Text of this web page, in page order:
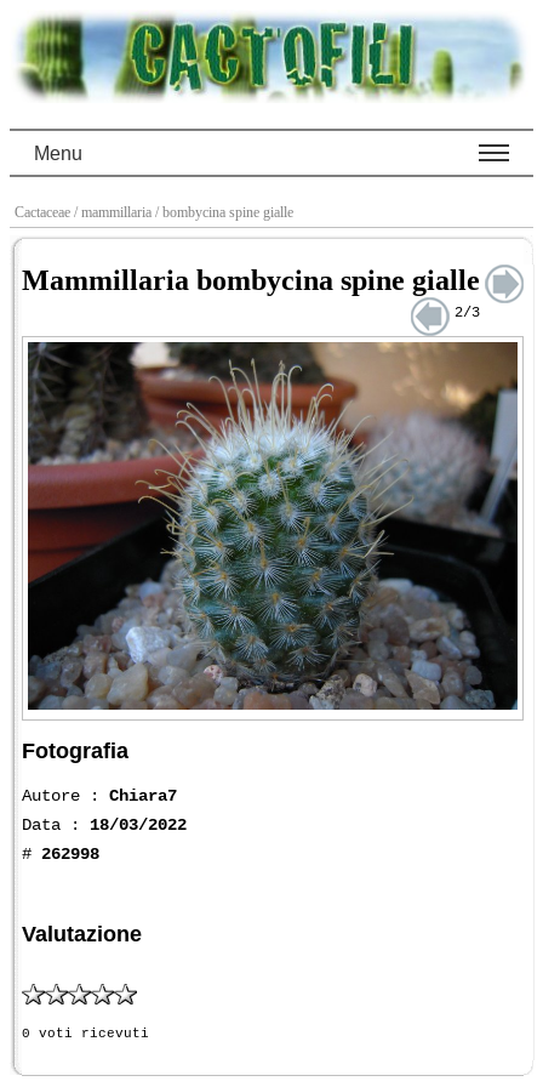
Menu
Cactaceae / mammillaria / bombycina spine gialle
Mammillaria bombycina spine gialle
2/3
Fotografia
Autore : Chiara7
Data : 18/03/2022
# 262998
Valutazione
0 voti ricevuti